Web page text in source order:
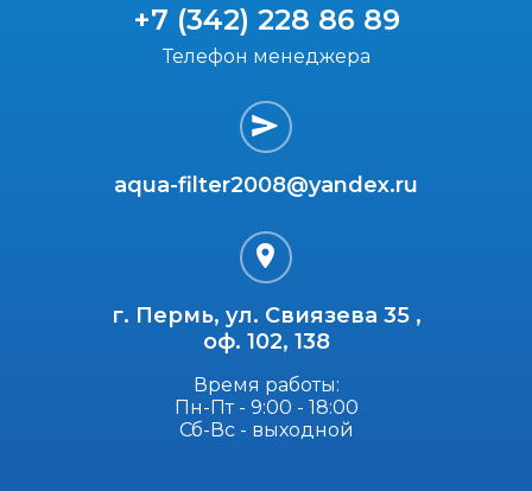
+7 (342) 228 86 89
aqua-filter2008@yandex.ru
г. Пермь, ул. Свиязева 35 ,
оф. 102, 138
Телефон менеджера
Время работы:
Пн-Пт - 9:00 - 18:00
Сб-Вс - выходной